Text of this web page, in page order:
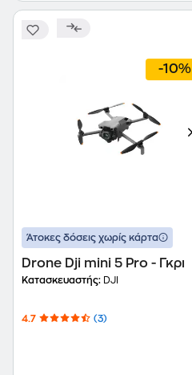
-10%
Άτοκες δόσεις χωρίς κάρτα
Drone Dji mini 5 Pro - Γκρι
Κατασκευαστής: DJI
4.7 (3)